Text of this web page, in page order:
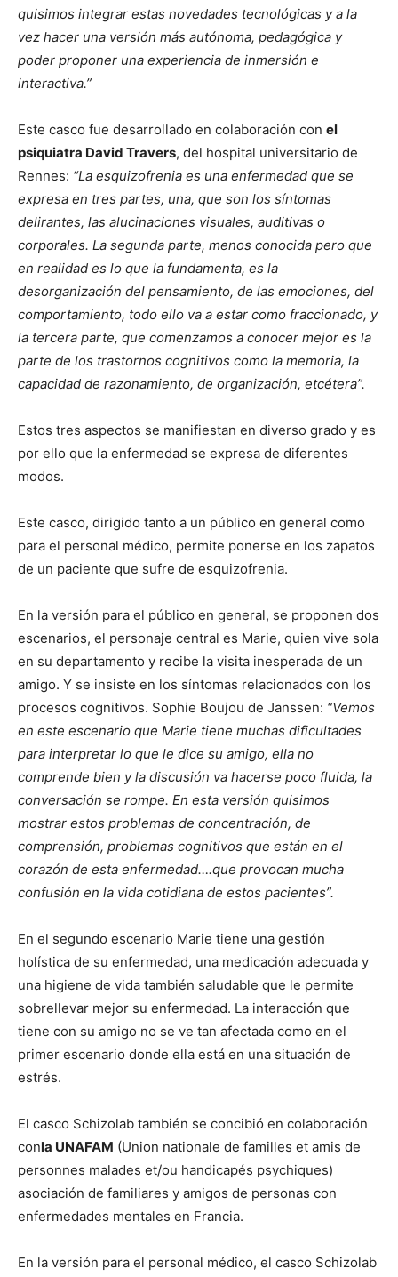
quisimos integrar estas novedades tecnológicas y a la
vez hacer una versión más autónoma, pedagógica y
poder proponer una experiencia de inmersión e
interactiva.”
Este casco fue desarrollado en colaboración con el
psiquiatra David Travers, del hospital universitario de
Rennes: “La esquizofrenia es una enfermedad que se
expresa en tres partes, una, que son los síntomas
delirantes, las alucinaciones visuales, auditivas o
corporales. La segunda parte, menos conocida pero que
en realidad es lo que la fundamenta, es la
desorganización del pensamiento, de las emociones, del
comportamiento, todo ello va a estar como fraccionado, y
la tercera parte, que comenzamos a conocer mejor es la
parte de los trastornos cognitivos como la memoria, la
capacidad de razonamiento, de organización, etcétera”.
Estos tres aspectos se manifiestan en diverso grado y es
por ello que la enfermedad se expresa de diferentes
modos.
Este casco, dirigido tanto a un público en general como
para el personal médico, permite ponerse en los zapatos
de un paciente que sufre de esquizofrenia.
En la versión para el público en general, se proponen dos
escenarios, el personaje central es Marie, quien vive sola
en su departamento y recibe la visita inesperada de un
amigo. Y se insiste en los síntomas relacionados con los
procesos cognitivos. Sophie Boujou de Janssen: “Vemos
en este escenario que Marie tiene muchas dificultades
para interpretar lo que le dice su amigo, ella no
comprende bien y la discusión va hacerse poco fluida, la
conversación se rompe. En esta versión quisimos
mostrar estos problemas de concentración, de
comprensión, problemas cognitivos que están en el
corazón de esta enfermedad….que provocan mucha
confusión en la vida cotidiana de estos pacientes”.
En el segundo escenario Marie tiene una gestión
holística de su enfermedad, una medicación adecuada y
una higiene de vida también saludable que le permite
sobrellevar mejor su enfermedad. La interacción que
tiene con su amigo no se ve tan afectada como en el
primer escenario donde ella está en una situación de
estrés.
El casco Schizolab también se concibió en colaboración
conla UNAFAM (Union nationale de familles et amis de
personnes malades et/ou handicapés psychiques)
asociación de familiares y amigos de personas con
enfermedades mentales en Francia.
En la versión para el personal médico, el casco Schizolab